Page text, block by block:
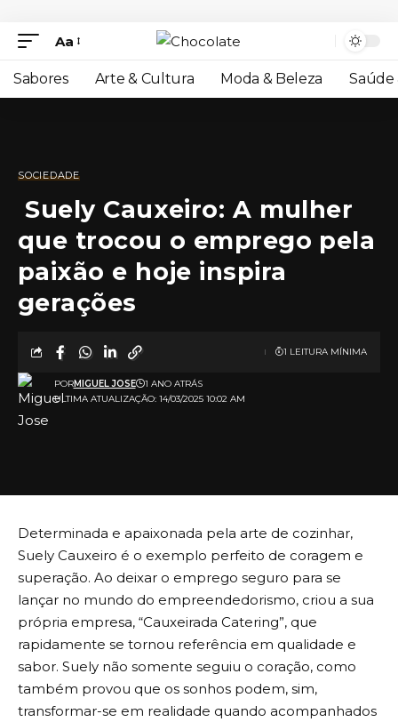
Aa
Sabores Arte & Cultura Moda & Beleza Saúde
SOCIEDADE
Suely Cauxeiro: A mulher
que trocou o emprego pela
paixão e hoje inspira
gerações
ULTIMA ATUALIZAÇÃO: 14/03/2025 10:02 AM
PORMIGUEL JOSE 1 ANO ATRÁS
1 LEITURA MÍNIMA
Determinada e apaixonada pela arte de cozinhar,
Suely Cauxeiro é o exemplo perfeito de coragem e
superação. Ao deixar o emprego seguro para se
lançar no mundo do empreendedorismo, criou a sua
própria empresa, “Cauxeirada Catering”, que
rapidamente se tornou referência em qualidade e
sabor. Suely não somente seguiu o coração, como
também provou que os sonhos podem, sim,
transformar-se em realidade quando acompanhados